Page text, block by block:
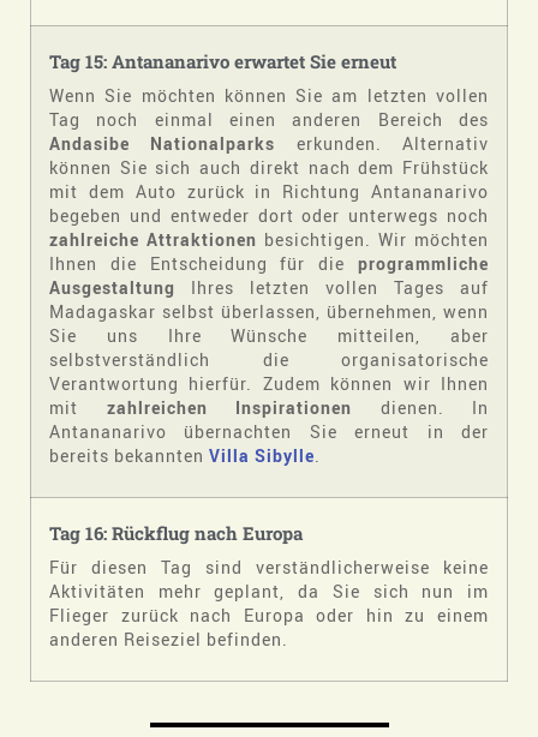
Tag 15: Antananarivo erwartet Sie erneut
Wenn Sie möchten können Sie am letzten vollen
Tag noch einmal einen anderen Bereich des
Andasibe Nationalparks erkunden. Alternativ
können Sie sich auch direkt nach dem Frühstück
mit dem Auto zurück in Richtung Antananarivo
begeben und entweder dort oder unterwegs noch
zahlreiche Attraktionen besichtigen. Wir möchten
Ihnen die Entscheidung für die programmliche
Ausgestaltung
Ihres letzten vollen Tages auf
Madagaskar selbst überlassen, übernehmen, wenn
Sie uns Ihre Wünsche mitteilen, aber
selbstverständlich die organisatorische
Verantwortung hierfür. Zudem können wir Ihnen
mit zahlreichen Inspirationen dienen. In
Antananarivo übernachten Sie erneut in der
bereits bekannten Villa Sibylle
Tag 16: Rückflug nach Europa
Für diesen Tag sind verständlicherweise keine
Aktivitäten mehr geplant, da Sie sich nun im
Flieger zurück nach Europa oder hin zu einem
anderen Reiseziel befinden.